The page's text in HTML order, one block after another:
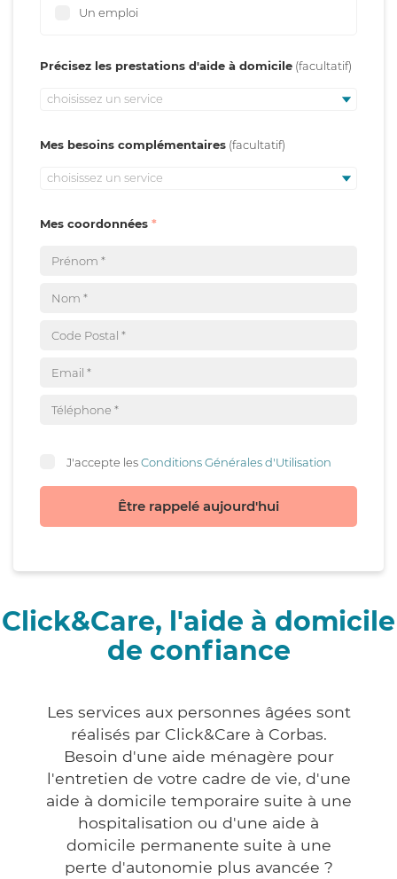
Un emploi
Précisez les prestations d'aide à domicile
choisissez un service
Mes besoins complémentaires
choisissez un service
Mes coordonnées
J'accepte lesConditions Générales d'Utilisation
Être rappelé aujourd'hui
Click&Care, l'aide à domicile
de confiance
Les services aux personnes âgées sont
réalisés par Click&Care à Corbas.
Besoin d'une aide ménagère pour
l'entretien de votre cadre de vie, d'une
aide à domicile temporaire suite à une
hospitalisation ou d'une aide à
domicile permanente suite à une
perte d'autonomie plus avancée ?